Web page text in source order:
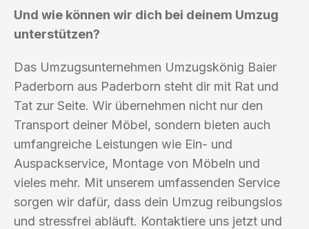
Und wie können wir dich bei deinem Umzug
unterstützen?
Das Umzugsunternehmen Umzugskönig Baier
Paderborn aus Paderborn steht dir mit Rat und
Tat zur Seite. Wir übernehmen nicht nur den
Transport deiner Möbel, sondern bieten auch
umfangreiche Leistungen wie Ein- und
Auspackservice, Montage von Möbeln und
vieles mehr. Mit unserem umfassenden Service
sorgen wir dafür, dass dein Umzug reibungslos
und stressfrei abläuft. Kontaktiere uns jetzt und